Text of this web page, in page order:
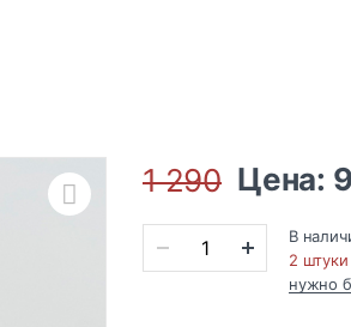
1 290 Цена:
В
2 штуки
нужно